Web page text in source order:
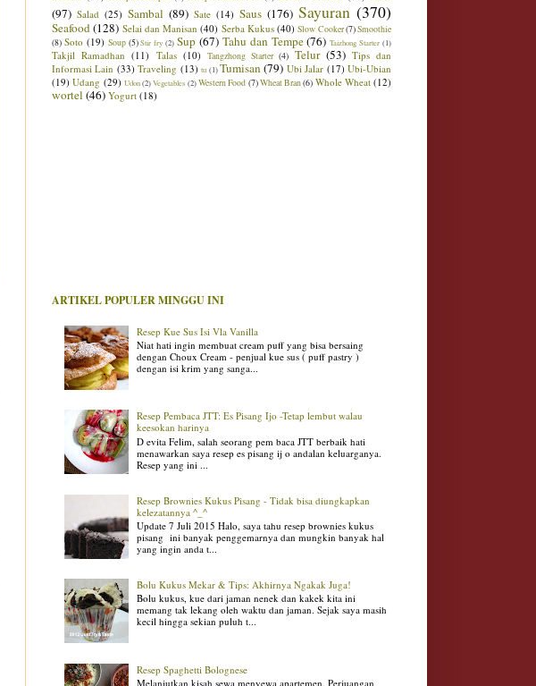
(97) Salad (25) Sambal (89) Sate (14) Saus (176) Sayuran (370)
Seafood(128) Selai dan Manisan (40) Serba Kukus (40) Slow Cooker(7)Smoothie
(8) Soto (19) Soup (5) Stir fry (2) Sup (67) Tahu dan Tempe (76) Taizhong Starter (1)
Takjil Ramadhan (11) Talas (10) Tangzhong Starter (4) Telur (53) Tips dan
Informasi Lain (33) Traveling (13) tu (1) Tumisan (79) Ubi Jalar (17) Ubi-Ubian
(19) Udang (29) Udon (2) Vegetables (2) Western Food (7)Wheat Bran(6) Whole Wheat (12)
wortel (46) Yogurt (18)
ARTIKEL POPULER MINGGU INI
Resep Kue Sus Isi Vla Vanilla
Niat hati ingin membuat cream puff yang bisa bersaing
dengan Choux Cream - penjual kue sus ( puff pastry )
dengan isi krim yang sanga...
Resep Pembaca JTT: Es Pisang Ijo -Tetap lembut walau
keesokan harinya
D evita Felim, salah seorang pem baca JTT berbaik hati
menawarkan saya resep es pisang ij o andalan keluarganya.
Resep yang ini ...
Resep Brownies Kukus Pisang - Tidak bisa diungkapkan
kelezatannya ^_^
Update 7 Juli 2015 Halo, saya tahu resep brownies kukus
pisang ini banyak penggemarnya dan mungkin banyak hal
yang ingin anda t...
Bolu Kukus Mekar & Tips: Akhirnya Ngakak Juga!
Bolu kukus, kue dari jaman nenek dan kakek kita ini
memang tak lekang oleh waktu dan jaman. Sejak saya masih
kecil hingga sekian puluh t...
Resep Spaghetti Bolognese
Melanjutkan kisah sewa menyewa apartemen. Perjuangan